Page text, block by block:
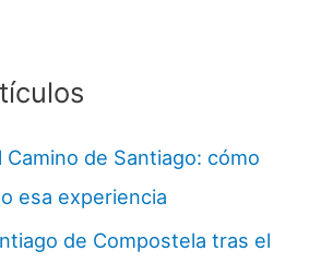
de Santiago: cómo
esa experiencia
de Compostela tras el